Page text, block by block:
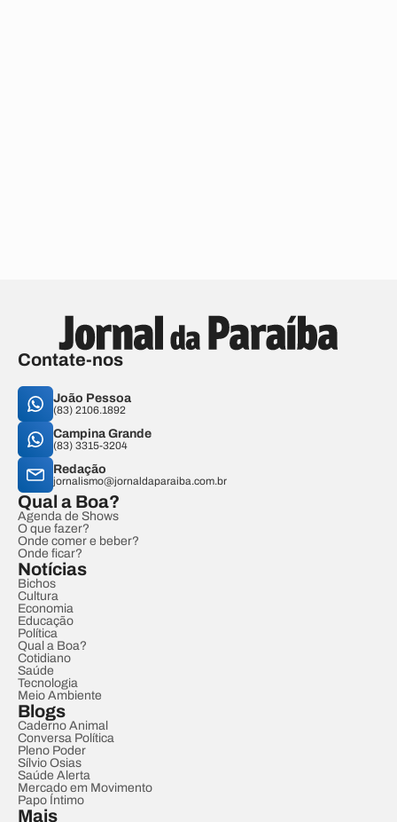
Contate-nos
João Pessoa
(83) 2106.1892
Campina Grande
(83) 3315-3204
Redação
jornalismo@jornaldaparaiba.com.br
Qual a Boa?
Agenda de Shows
O que fazer?
Onde comer e beber?
Onde ficar?
Notícias
Bichos
Cultura
Economia
Educação
Política
Qual a Boa?
Cotidiano
Saúde
Tecnologia
Meio Ambiente
Blogs
Caderno Animal
Conversa Política
Pleno Poder
Sílvio Osias
Saúde Alerta
Mercado em Movimento
Papo Íntimo
Mais